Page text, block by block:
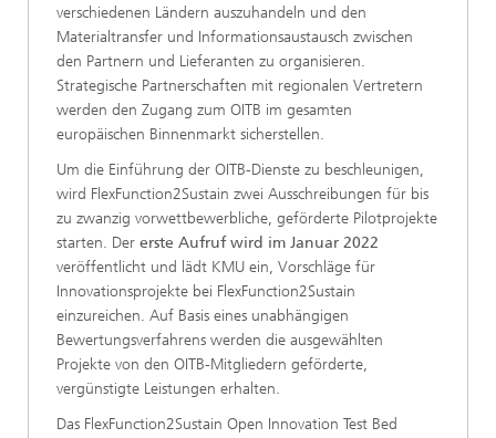
verschiedenen Ländern auszuhandeln und den
Materialtransfer und Informationsaustausch zwischen
den Partnern und Lieferanten zu organisieren.
Strategische Partnerschaften mit regionalen Vertretern
werden den Zugang zum OITB im gesamten
europäischen Binnenmarkt sicherstellen.
Um die Einführung der OITB-Dienste zu beschleunigen,
wird FlexFunction2Sustain zwei Ausschreibungen für bis
zu zwanzig vorwettbewerbliche, geförderte Pilotprojekte
starten. Der erste Aufruf wird im Januar 2022
veröffentlicht und lädt KMU ein, Vorschläge für
Innovationsprojekte bei FlexFunction2Sustain
einzureichen. Auf Basis eines unabhängigen
Bewertungsverfahrens werden die ausgewählten
Projekte von den OITB-Mitgliedern geförderte,
vergünstigte Leistungen erhalten.
Das FlexFunction2Sustain Open Innovation Test Bed